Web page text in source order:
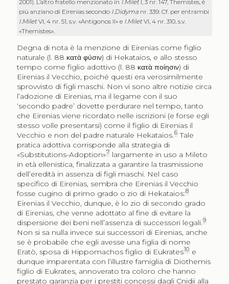
2001). L’altro fratello menzionato in I.MiletI, 3 nr. 147, Themistes, è
più anziano di Eirenias secondo I.Didyma nr. 339. Cf. per entrambi
I.MiletVI, 4 nr. 51, s.v. «Antigonos II» e I.MiletVI, 4 nr. 310, s.v.
«Themistes».
Degna di nota è la menzione di Eirenias come figlio
naturale (l. 88 κατὰ φύσιν) di Hekataios, e allo stesso
tempo come figlio adottivo (l. 88 κατὰ ποίησιν) di
Eirenias il Vecchio, poiché questi era verosimilmente
sprovvisto di figli maschi. Non vi sono altre notizie circa
l’adozione di Eirenias, ma il legame con il suo
‘secondo padre’ dovette perdurare nel tempo, tanto
che Eirenias viene ricordato nelle iscrizioni (e forse egli
stesso volle presentarsi) come il figlio di Eirenias il
Vecchio e non del padre naturale Hekataios.6 Tale
pratica adottiva corrisponde alla strategia di
«Substitutions-Adoption»7 largamente in uso a Mileto
in età ellenistica, finalizzata a garantire la trasmissione
dell’eredità in assenza di figli maschi. Nel caso
specifico di Eirenias, sembra che Eirenias il Vecchio
fosse cugino di primo grado o zio di Hekataios:8
Eirenias il Vecchio, dunque, è lo zio di secondo grado
di Eirenias, che venne adottato al fine di evitare la
dispersione dei beni nell’assenza di successori legali.9
Non si sa nulla invece sui successori di Eirenias, anche
se è probabile che egli avesse una figlia di nome
Eratò, sposa di Hippomachos figlio di Eukrates10 e
dunque imparentata con l’illustre famiglia di Diothemis
figlio di Eukrates, annoverato tra coloro che hanno
prestato garanzia per i prestiti concessi dagli Cnidii alla